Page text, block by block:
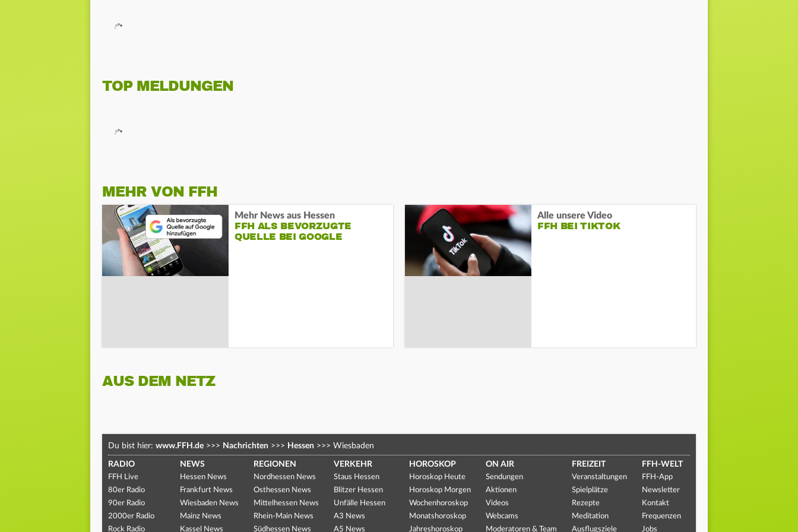
TOP MELDUNGEN
MEHR VON FFH
Mehr News aus Hessen
FFH ALS BEVORZUGTE
QUELLE BEI GOOGLE
Alle unsere Video
FFH BEI TIKTOK
AUS DEM NETZ
Du bist hier: www.FFH.de >>> Nachrichten >>> Hessen >>> Wiesbaden
RADIO
FFH Live
80er Radio
90er Radio
2000er Radio
Rock Radio
NEWS
Hessen News
Frankfurt News
Wiesbaden News
Mainz News
Kassel News
REGIONEN
Nordhessen News
Osthessen News
Mittelhessen News
Rhein-Main News
Südhessen News
VERKEHR
Staus Hessen
Blitzer Hessen
Unfälle Hessen
A3 News
A5 News
HOROSKOP
Horoskop Heute
Horoskop Morgen
Wochenhoroskop
Monatshoroskop
Jahreshoroskop
ON AIR
Sendungen
Aktionen
Videos
Webcams
Moderatoren & Team
FREIZEIT
Veranstaltungen
Spielplätze
Rezepte
Meditation
Ausflugsziele
FFH-WELT
FFH-App
Newsletter
Kontakt
Frequenzen
Jobs